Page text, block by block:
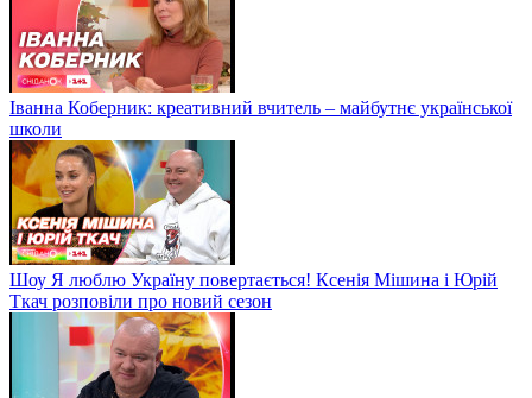
Іванна Коберник: креативний вчитель – майбутнє української
школи
Шоу Я люблю Україну повертається! Ксенія Мішина і Юрій
Ткач розповіли про новий сезон